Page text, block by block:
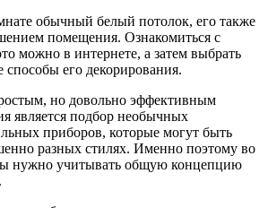
обычный белый потолок, его также
помещения. Ознакомиться с
можно в интернете, а затем выбрать
его декорирования.
но довольно эффективным
является подбор необычных
приборов, которые могут быть
разных стилях. Именно поэтому во
нужно учитывать общую концепцию